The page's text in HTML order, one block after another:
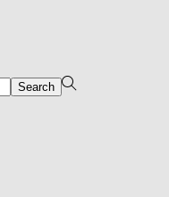
Search